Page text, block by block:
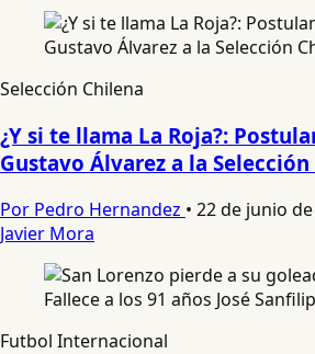
Selección Chilena
¿Y si te llama La Roja?:
Gustavo Álvarez a la
Por Pedro Hernandez • 22 de junio
Javier Mora
Futbol Internacional